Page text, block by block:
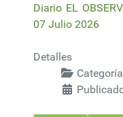
Diario EL
07 Julio 2026
Detalles